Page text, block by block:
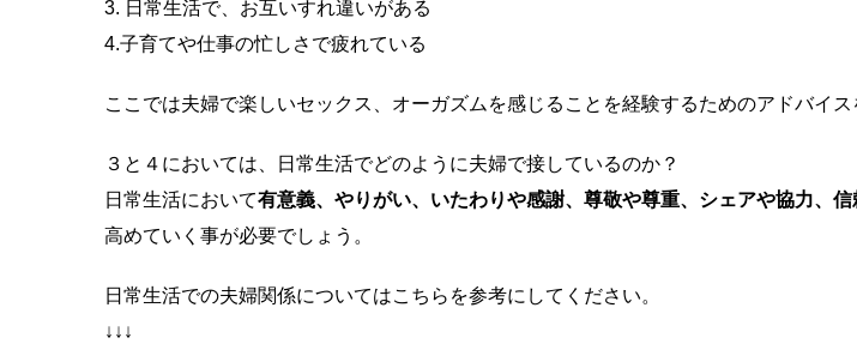
3. 日常生活で、お互いすれ違いがある
4.子育てや仕事の忙しさで疲れている
ここでは夫婦で楽しいセックス、オーガズムを感じることを経験するためのアドバイス
３と４においては、日常生活でどのように夫婦で接しているのか？
日常生活において有意義、やりがい、いたわりや感謝、尊敬や尊重、シェアや協力、信
高めていく事が必要でしょう。
日常生活での夫婦関係についてはこちらを参考にしてください。
↓↓↓